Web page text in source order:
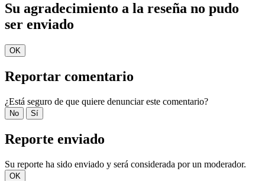
Su agradecimiento a la reseña no pudo
ser enviado
OK
Reportar comentario
¿Está seguro de que quiere denunciar este comentario?
No Sí
Reporte enviado
Su reporte ha sido enviado y será considerada por un moderador.
OK